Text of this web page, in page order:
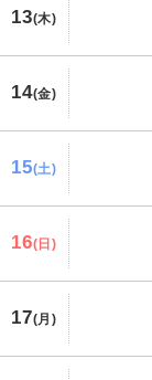
13(木)
14(金)
15(土)
16(日)
17(月)